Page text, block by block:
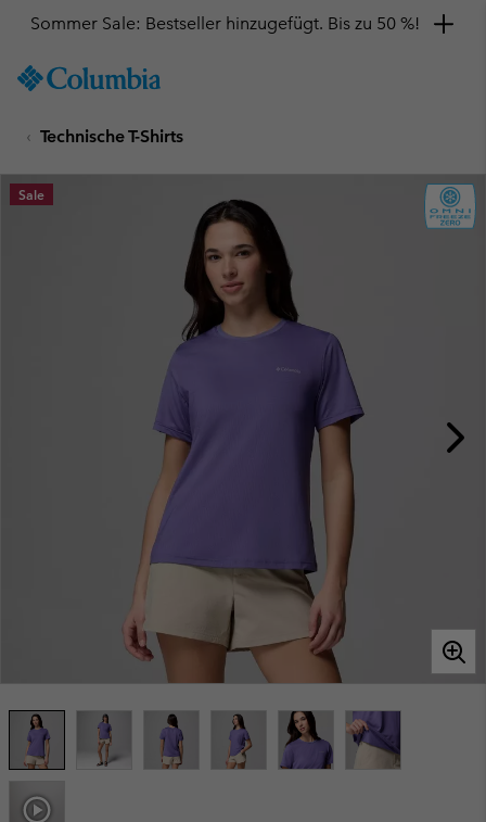
TO
SKIP
MAIN
NAV
Sommer Sale: Bestseller hinzugefügt. Bis zu 50 %!
Technische T-Shirts
Sale